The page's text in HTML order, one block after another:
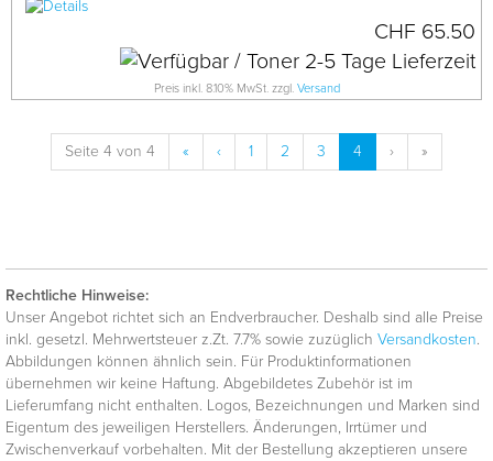
CHF 65.50
Preis inkl. 8.10% MwSt. zzgl. Versand
Seite 4 von 4 « ‹ 1 2 3 4 › »
Rechtliche Hinweise:
Unser Angebot richtet sich an Endverbraucher. Deshalb sind alle Preise
inkl. gesetzl. Mehrwertsteuer z.Zt. 7.7% sowie zuzüglich Versandkosten.
Abbildungen können ähnlich sein. Für Produktinformationen
übernehmen wir keine Haftung. Abgebildetes Zubehör ist im
Lieferumfang nicht enthalten. Logos, Bezeichnungen und Marken sind
Eigentum des jeweiligen Herstellers. Änderungen, Irrtümer und
Zwischenverkauf vorbehalten. Mit der Bestellung akzeptieren unsere